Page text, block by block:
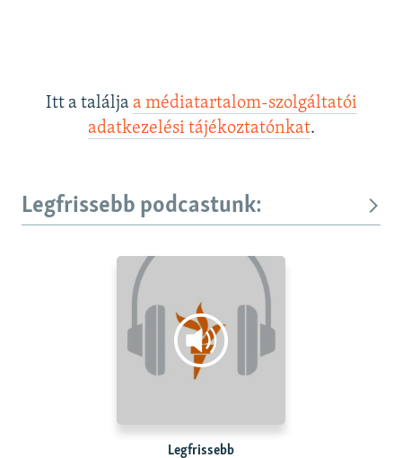
Itt a találja a médiatartalom-szolgáltatói
adatkezelési tájékoztatónkat.
Legfrissebb podcastunk:
Legfrissebb